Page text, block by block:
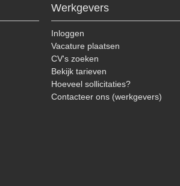
Werkgevers
Inloggen
Vacature plaatsen
CV's zoeken
Bekijk tarieven
Hoeveel sollicitaties?
Contacteer ons (werkgevers)